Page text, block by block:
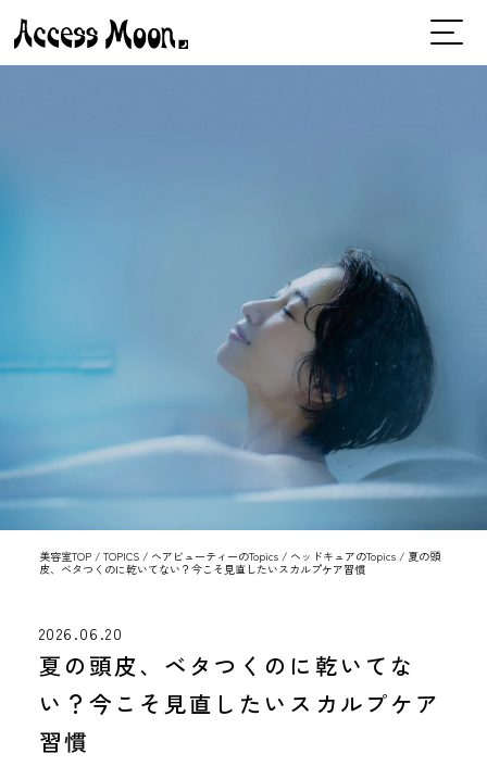
美容室TOP/ TOPICS/ ヘアビューティーのTopics/ ヘッドキュアのTopics/ 夏の頭
皮、ベタつくのに乾いてない？今こそ見直したいスカルプケア習慣
2026.06.20
夏の頭皮、ベタつくのに乾いてな
い？今こそ見直したいスカルプケア
習慣